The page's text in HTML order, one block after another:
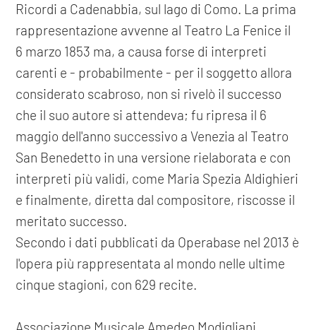
Ricordi a Cadenabbia, sul lago di Como. La prima
rappresentazione avvenne al Teatro La Fenice il
6 marzo 1853 ma, a causa forse di interpreti
carenti e - probabilmente - per il soggetto allora
considerato scabroso, non si rivelò il successo
che il suo autore si attendeva; fu ripresa il 6
maggio dell'anno successivo a Venezia al Teatro
San Benedetto in una versione rielaborata e con
interpreti più validi, come Maria Spezia Aldighieri
e finalmente, diretta dal compositore, riscosse il
meritato successo.
Secondo i dati pubblicati da Operabase nel 2013 è
l'opera più rappresentata al mondo nelle ultime
cinque stagioni, con 629 recite.